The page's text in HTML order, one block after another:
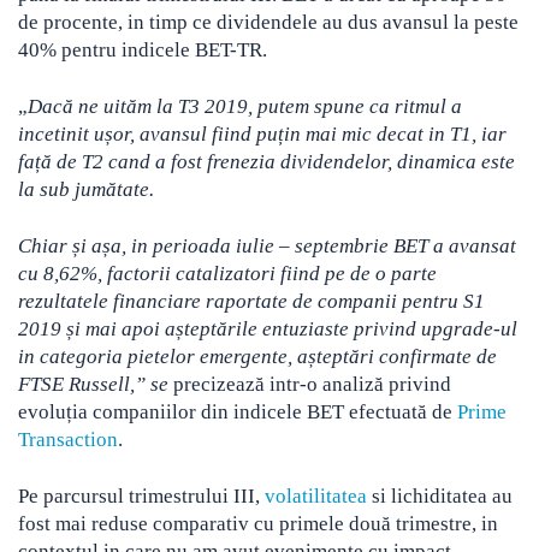
de procente, in timp ce dividendele au dus avansul la peste
40% pentru indicele BET-TR.
„Dacă ne uităm la T3 2019, putem spune ca ritmul a
incetinit ușor, avansul fiind puțin mai mic decat in T1, iar
față de T2 cand a fost frenezia dividendelor, dinamica este
la sub jumătate.
Chiar și așa, in perioada iulie – septembrie BET a avansat
cu 8,62%, factorii catalizatori fiind pe de o parte
rezultatele financiare raportate de companii pentru S1
2019 și mai apoi așteptările entuziaste privind upgrade-ul
in categoria pietelor emergente, așteptări confirmate de
FTSE Russell,” se precizează intr-o analiză privind
evoluția companiilor din indicele BET efectuată de Prime
Transaction.
Pe parcursul trimestrului III, volatilitatea si lichiditatea au
fost mai reduse comparativ cu primele două trimestre, in